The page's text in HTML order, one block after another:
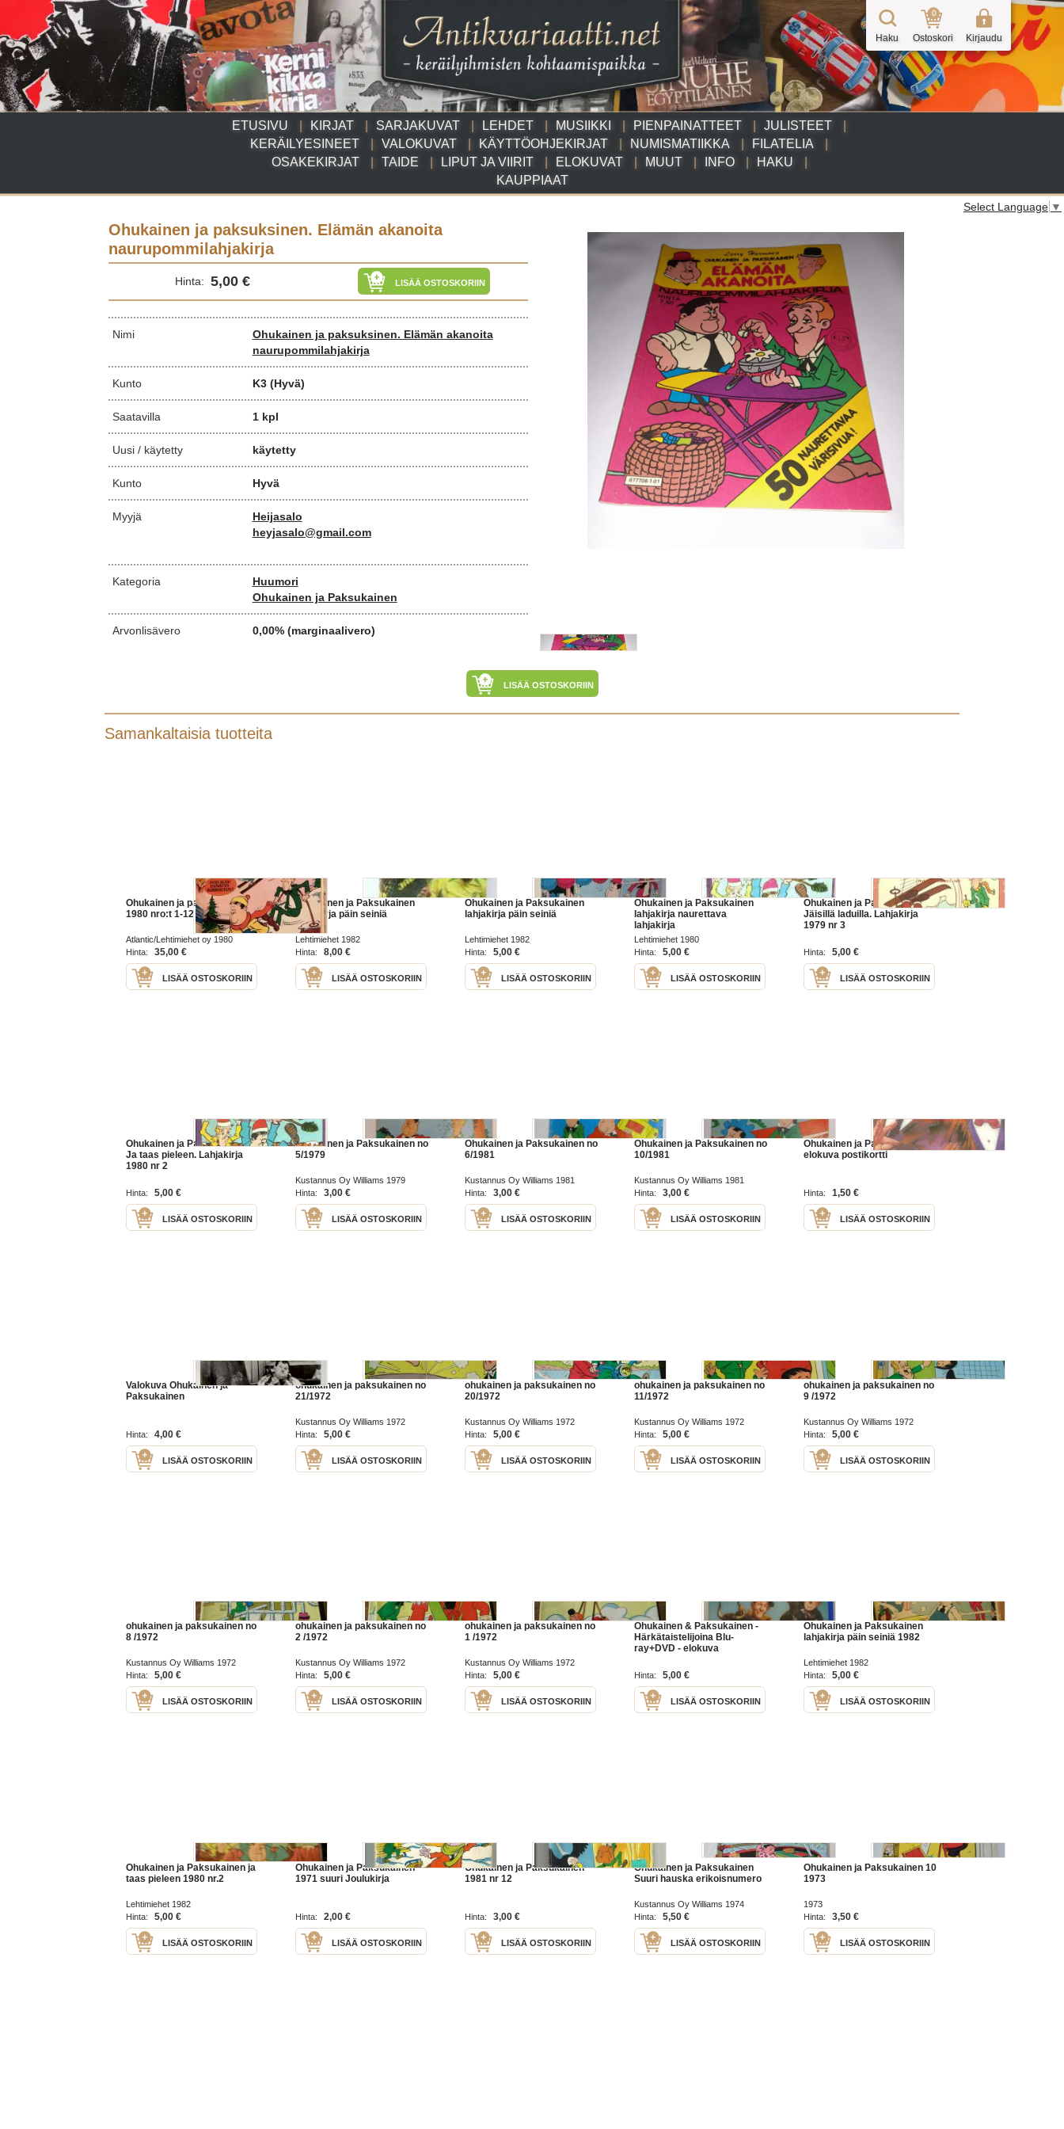
ETUSIVU KIRJAT SARJAKUVAT LEHDET MUSIIKKI PIENPAINATTEET
JULISTEET
KERÄILYESINEET
VALOKUVAT KÄYTTÖOHJEKIRJAT NUMISMATIIKKA
FILATELIA
OSAKEKIRJAT
TAIDE LIPUT JA VIIRIT ELOKUVAT MUUT INFO
HAKU
KAUPPIAAT
Haku
0
Ostoskori Kirjaudu
Select Language ▼
Ohukainen ja paksuksinen. Elämän akanoita
naurupommilahjakirja
Hinta: 5,00 € LISÄÄ OSTOSKORIIN
Nimi
Ohukainen ja paksuksinen. Elämän akanoita
naurupommilahjakirja
Kunto K3 (Hyvä)
Saatavilla 1 kpl
Uusi / käytetty käytetty
Kunto Hyvä
Myyjä
Heijasalo
heyjasalo@gmail.com
Kategoria
Huumori
Ohukainen ja Paksukainen
Arvonlisävero 0,00% (marginaalivero)
LISÄÄ OSTOSKORIIN
Samankaltaisia tuotteita
Ohukainen ja paksukainen
1980 nro:t 1-12
Atlantic/Lehtimiehet oy 1980
Hinta:
35,00 €
LISÄÄ OSTOSKORIIN
Ohukainen ja Paksukainen
lahjakirja päin seiniä
Lehtimiehet 1982
Hinta:
8,00 €
LISÄÄ OSTOSKORIIN
Ohukainen ja Paksukainen
lahjakirja päin seiniä
Lehtimiehet 1982
Hinta:
5,00 €
LISÄÄ OSTOSKORIIN
Ohukainen ja Paksukainen
lahjakirja naurettava
lahjakirja
Lehtimiehet 1980
Hinta:
5,00 €
LISÄÄ OSTOSKORIIN
Ohukainen ja Paksukainen -
Jäisillä laduilla. Lahjakirja
1979 nr 3
Hinta: 5,00 €
LISÄÄ OSTOSKORIIN
Ohukainen ja Paksukainen -
Ja taas pieleen. Lahjakirja
1980 nr 2
Hinta: 5,00 €
LISÄÄ OSTOSKORIIN
Ohukainen ja Paksukainen no
5/1979
Kustannus Oy Williams 1979
Hinta:
3,00 €
LISÄÄ OSTOSKORIIN
Ohukainen ja Paksukainen no
6/1981
Kustannus Oy Williams 1981
Hinta:
3,00 €
LISÄÄ OSTOSKORIIN
Ohukainen ja Paksukainen no
10/1981
Kustannus Oy Williams 1981
Hinta:
3,00 €
LISÄÄ OSTOSKORIIN
Ohukainen ja Paksukainen -
elokuva postikortti
Hinta: 1,50 €
LISÄÄ OSTOSKORIIN
Valokuva Ohukainen ja
Paksukainen
Hinta: 4,00 €
LISÄÄ OSTOSKORIIN
ohukainen ja paksukainen no
21/1972
Kustannus Oy Williams 1972
Hinta:
5,00 €
LISÄÄ OSTOSKORIIN
ohukainen ja paksukainen no
20/1972
Kustannus Oy Williams 1972
Hinta:
5,00 €
LISÄÄ OSTOSKORIIN
ohukainen ja paksukainen no
11/1972
Kustannus Oy Williams 1972
Hinta:
5,00 €
LISÄÄ OSTOSKORIIN
ohukainen ja paksukainen no
9 /1972
Kustannus Oy Williams 1972
Hinta:
5,00 €
LISÄÄ OSTOSKORIIN
ohukainen ja paksukainen no
8 /1972
Kustannus Oy Williams 1972
Hinta:
5,00 €
LISÄÄ OSTOSKORIIN
ohukainen ja paksukainen no
2 /1972
Kustannus Oy Williams 1972
Hinta:
5,00 €
LISÄÄ OSTOSKORIIN
ohukainen ja paksukainen no
1 /1972
Kustannus Oy Williams 1972
Hinta:
5,00 €
LISÄÄ OSTOSKORIIN
Ohukainen & Paksukainen -
Härkätaistelijoina Blu-
ray+DVD - elokuva
Hinta: 5,00 €
LISÄÄ OSTOSKORIIN
Ohukainen ja Paksukainen
lahjakirja päin seiniä 1982
Lehtimiehet 1982
Hinta:
5,00 €
LISÄÄ OSTOSKORIIN
Ohukainen ja Paksukainen ja
taas pieleen 1980 nr.2
Lehtimiehet 1982
Hinta:
5,00 €
LISÄÄ OSTOSKORIIN
Ohukainen ja Paksukainen
1971 suuri Joulukirja
Hinta: 2,00 €
LISÄÄ OSTOSKORIIN
Ohukainen ja Paksukainen
1981 nr 12
Hinta: 3,00 €
LISÄÄ OSTOSKORIIN
Ohukainen ja Paksukainen
Suuri hauska erikoisnumero
Kustannus Oy Williams 1974
Hinta:
5,50 €
LISÄÄ OSTOSKORIIN
Ohukainen ja Paksukainen 10
1973
1973
Hinta:
3,50 €
LISÄÄ OSTOSKORIIN